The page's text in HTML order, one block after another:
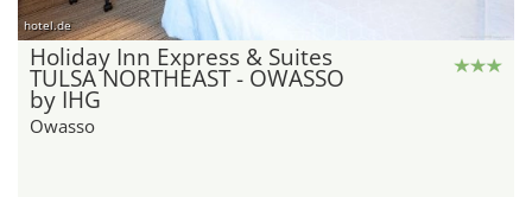
hotel.de
Holiday Inn Express & Suites
TULSA NORTHEAST - OWASSO
by IHG
Owasso